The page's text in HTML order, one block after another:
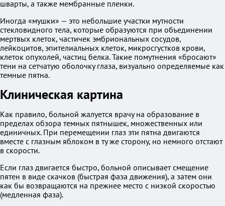
шварты, а также мембранные пленки.
Иногда «мушки» — это небольшие участки мутности
стекловидного тела, которые образуются при объединении
мертвых клеток, частичек эмбриональных сосудов,
лейкоцитов, эпителиальных клеток, микросгустков крови,
клеток опухолей, частиц белка. Такие помутнения «бросают»
тени на сетчатую оболочку глаза, визуально определяемые как
темные пятна.
Клиническая картина
Как правило, больной жалуется врачу на образование в
пределах обзора темных пятнышек, множественных или
единичных. При перемещении глаз эти пятна двигаются
вместе с глазным яблоком в ту же сторону, но немного отстают
в скорости.
Если глаз двигается быстро, больной описывает смещение
пятен в виде скачков (быстрая фаза движения), а затем они
как бы возвращаются на прежнее место с низкой скоростью
(медленная фаза).